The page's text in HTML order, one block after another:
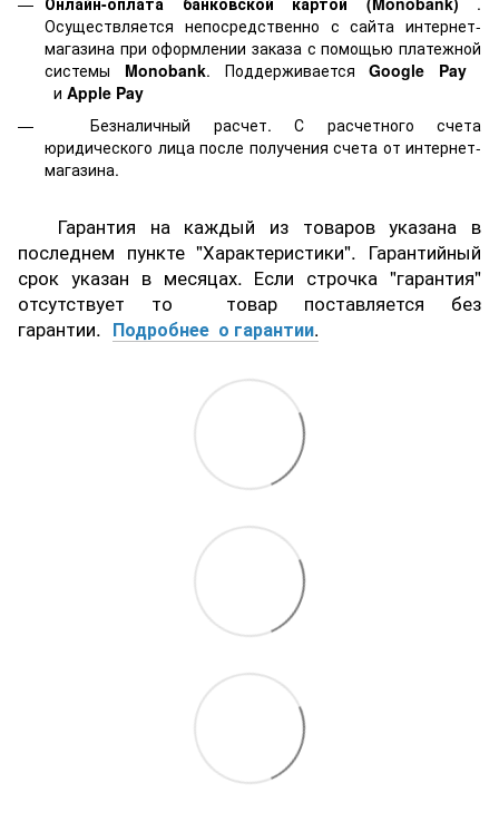
Осуществляется непосредственно с сайта интернет-
магазина при оформлении заказа с помощью платежной
системы Monobank. ПоддерживаетсяGoogle Pay
и Apple Pay
Безналичный расчет. С расчетного счета
юридического лица после получения счета от интернет-
магазина.
Гарантия на каждый из товаров указана в
последнем пункте "Характеристики". Гарантийный
срок указан в месяцах. Если строчка "гарантия"
отсутствует то товар поставляется без
гарантии. Подробнее о гарантии.